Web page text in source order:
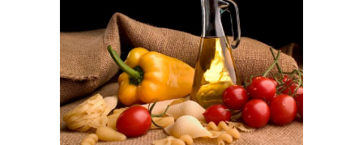
ÚNETE A LA NEWSLETTER
RECOMENDACIONES